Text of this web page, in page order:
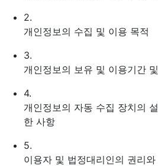
2.
개인정보의 수집 및 이용 목적
3.
개인정보의 보유 및 이용기간
4.
개인정보의 자동 수집 장치의
한 사항
5.
이용자 및 법정대리인의 권리